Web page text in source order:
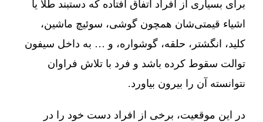
برای بسیاری از افراد اتفاق افتاده که دستبند طلا یا
اشیاء قیمتی‌شان همچون گوشی، سوئیچ ماشین،
کلید، انگشتر، حلقه، گوشواره، و … به داخل سیفون
توالت سقوط کرده باشد و فرد با تلاش فراوان
نتوانسته آن را بیرون بیاورد.
در این موقعیت، برخی از افراد دست خود را در